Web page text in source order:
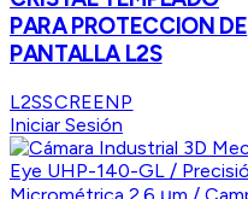
PARA PROTECCION DE
PANTALLA L2S
L2SSCREENP
Iniciar Sesión